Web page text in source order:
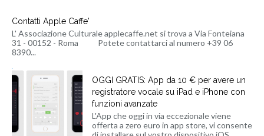
Contatti Apple Caffe'
L' Associazione Culturale applecaffe.net si trova a Via Fonteiana
31 - 00152 - Roma Potete contattarci al numero +39 06
8390...
OGGI GRATIS: App da 10 € per avere un
registratore vocale su iPad e iPhone con
funzioni avanzate
L'App che oggi in via eccezionale viene
offerta a zero euro in app store, vi consente